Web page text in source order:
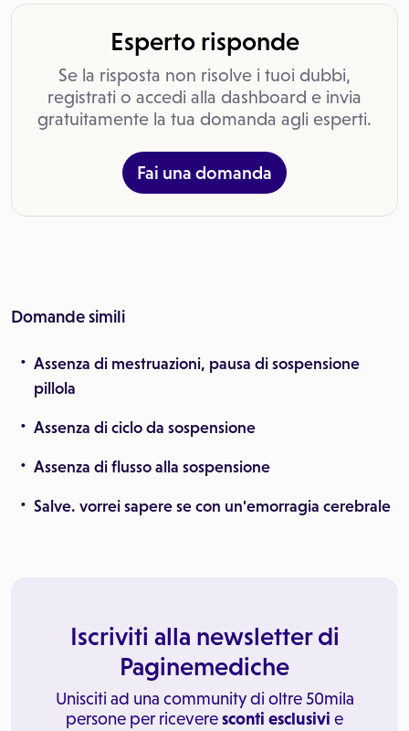
Esperto risponde
Se la risposta non risolve i tuoi dubbi,
registrati o accedi alla dashboard e invia
gratuitamente la tua domanda agli esperti.
Fai una domanda
Domande simili
Assenza di mestruazioni, pausa di sospensione
pillola
Assenza di ciclo da sospensione
Assenza di flusso alla sospensione
Salve. vorrei sapere se con un'emorragia cerebrale
Iscriviti alla newsletter di
Paginemediche
Unisciti ad una community di oltre 50mila
persone per riceveresconti esclusivi e